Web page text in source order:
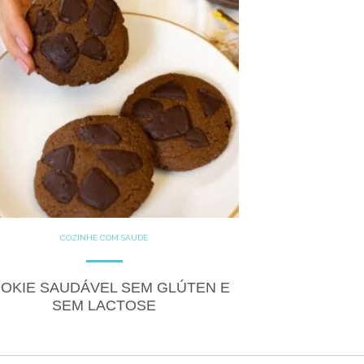
COZINHE COM SAÚDE
LACTOSE FREE
RECEITAS DOCES
SAUDÁVEL SEM GLÚTEN E
SEM LACTOSE